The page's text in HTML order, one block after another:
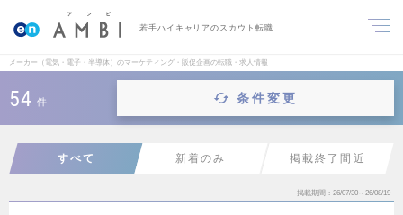
若手ハイキャリアのスカウト転職
メーカー（電気・電子・半導体）のマーケティング・販促企画の転職・求人情報
54 件 条件変更
すべて 新着のみ 掲載終了間近
掲載期間 26/07/30～26/08/19